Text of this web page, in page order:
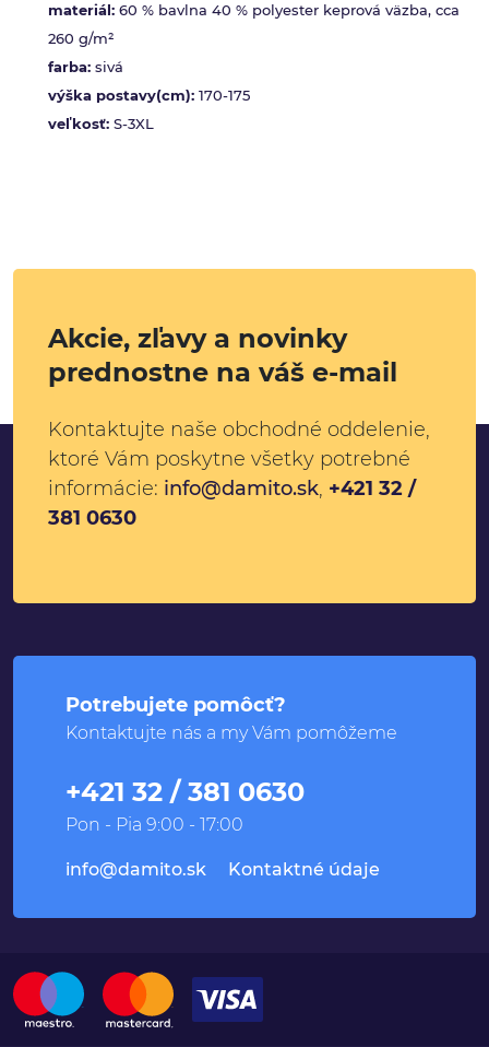
materiál: 60 % bavlna 40 % polyester keprová väzba, cca
260 g/m²
farba: sivá
výška postavy(cm): 170-175
veľkosť: S-3XL
Akcie, zľavy a novinky
prednostne na váš e-mail
Kontaktujte naše obchodné oddelenie,
ktoré Vám poskytne všetky potrebné
informácie: info@damito.sk, +421 32 /
381 0630
Potrebujete pomôcť?
Kontaktujte nás a my Vám pomôžeme
+421 32 / 381 0630
Pon - Pia 9:00 - 17:00
info@damito.sk Kontaktné údaje